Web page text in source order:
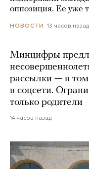
оппозиция. Ее уже
НОВОСТИ 13 часов назад
Минцифры
рассылки — в
в соцсети.
только родители
14 часов назад